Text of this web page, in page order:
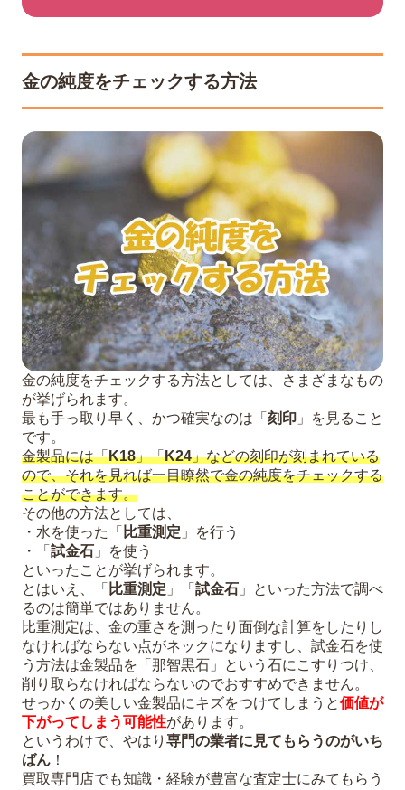
金の純度をチェックする方法
金の純度をチェックする方法としては、さまざまなもの
が挙げられます。
最も手っ取り早く、かつ確実なのは「 刻印 」を見ること
です。
金製品には「K18」「K24」などの刻印が刻まれている
ので、それを見れば一目瞭然で金の純度をチェックする
ことができます。
その他の方法としては、
・水を使った「 比重測定 」を行う
・「 試金石 」を使う
といったことが挙げられます。
とはいえ、「 比重測定 」「 試金石 」といった方法で調べ
るのは簡単ではありません。
比重測定は、金の重さを測ったり面倒な計算をしたりし
なければならない点がネックになりますし、試金石を使
う方法は金製品を「那智黒石」という石にこすりつけ、
削り取らなければならないのでおすすめできません。
せっかくの美しい金製品にキズをつけてしまうと価値が
下がってしまう可能性があります。
というわけで、やはり 専門の業者に見てもらうのがいち
ばん ！
買取専門店でも知識・経験が豊富な査定士にみてもらう